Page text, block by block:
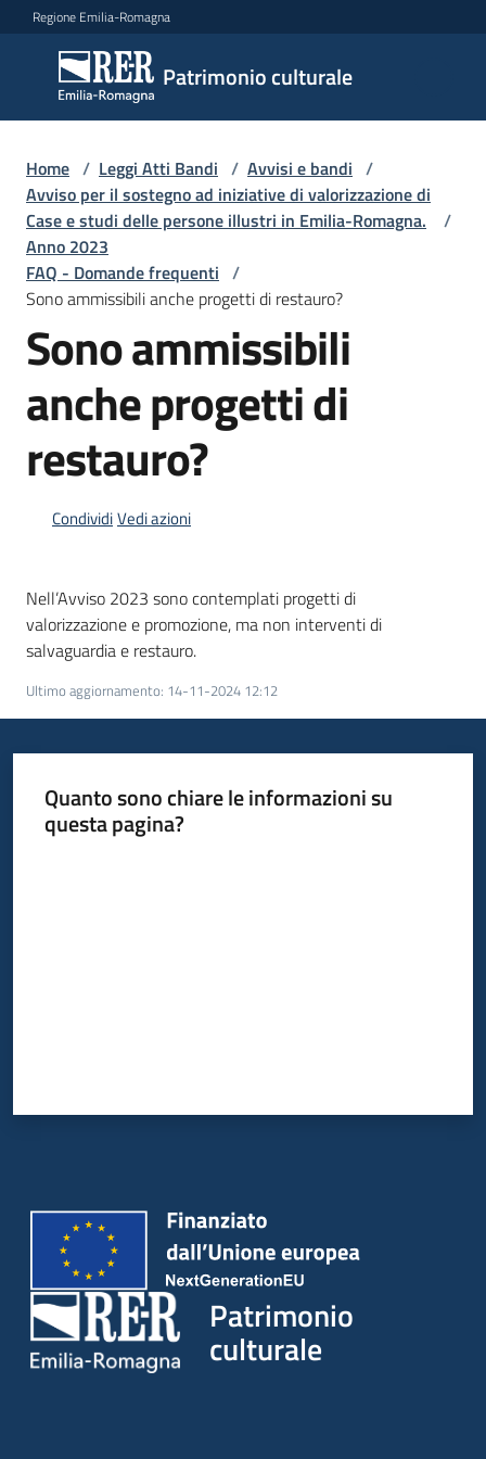
Vai al contenuto
Vai alla navigazione
Vai al footer
Regione Emilia-Romagna
Patrimonio culturale
Patrimonio
culturale
Argomenti
Novità
Servizi
Leggi
Atti
Bandi
Piani
Progetti
Mediateca
Giuseppe
Home / Leggi Atti Bandi / Avvisi e bandi /
Avviso per il sostegno ad iniziative di valorizzazione di
Case e studi delle persone illustri in Emilia-Romagna.
Anno 2023
/
FAQ - Domande frequenti /
Sono ammissibili anche progetti di restauro?
Sono ammissibili
anche progetti di
restauro?
CondividiVedi azioni
Nell’Avviso 2023 sono contemplati progetti di
valorizzazione e promozione, ma non interventi di
salvaguardia e restauro.
Ultimo aggiornamento: 14-11-2024 12:12
Quanto sono chiare le informazioni su
questa pagina?
Patrimonio
culturale